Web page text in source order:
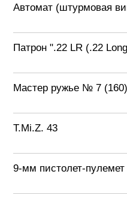
Автомат (штурмовая
Патрон ".22 LR (.22
Мастер ружье № 7
T.Mi.Z. 43
9-мм пистолет-